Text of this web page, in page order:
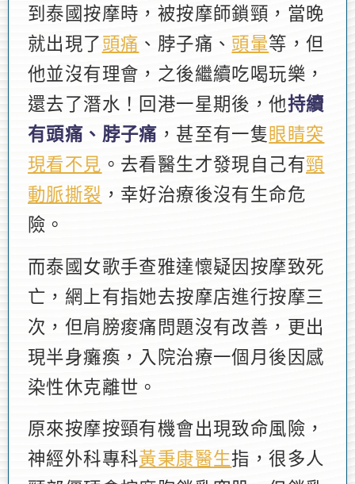
到泰國按摩時，被按摩師鎖頸，當晚
就出現了頭痛 、脖子痛、 頭暈等，但
他並沒有理會，之後繼續吃喝玩樂，
還去了潛水！回港一星期後，他持續
有頭痛、脖子痛 ，甚至有一隻眼睛突
現看不見 。去看醫生才發現自己有頸
動脈撕裂 ，幸好治療後沒有生命危
險。
而泰國女歌手查雅達懷疑因按摩致死
亡，網上有指她去按摩店進行按摩三
次，但肩膀痠痛問題沒有改善，更出
現半身癱瘓，入院治療一個月後因感
染性休克離世。
原來按摩按頸有機會出現致命風險，
神經外科專科黃秉康醫生指，很多人